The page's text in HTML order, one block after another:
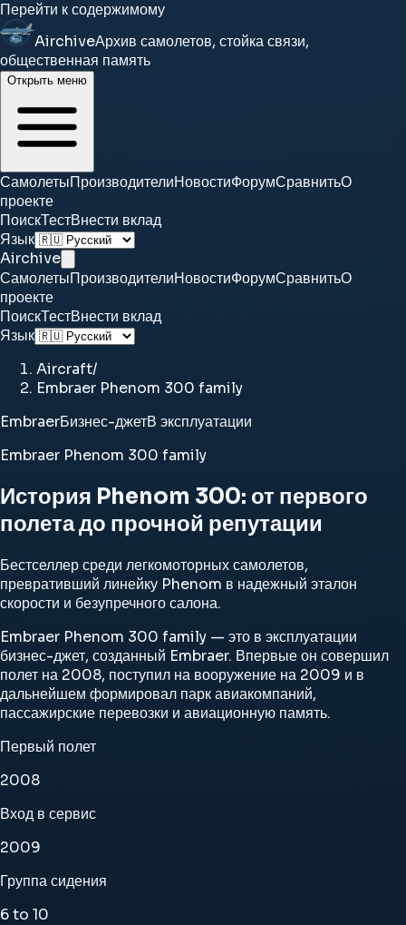
Перейти к содержимому
AirchiveАрхив самолетов, стойка связи,
общественная память
Открыть меню
СамолетыПроизводителиНовостиФорумСравнитьО
проекте
ПоискТестВнести вклад
Язык
Airchive
СамолетыПроизводителиНовостиФорумСравнитьО
проекте
ПоискТестВнести вклад
Язык
Aircraft/
Embraer Phenom 300 family
EmbraerБизнес-джетВ эксплуатации
Embraer Phenom 300 family
История Phenom 300: от первого
полета до прочной репутации
Бестселлер среди легкомоторных самолетов,
превративший линейку Phenom в надежный эталон
скорости и безупречного салона.
Embraer Phenom 300 family — это в эксплуатации
бизнес-джет, созданный Embraer. Впервые он совершил
полет на 2008, поступил на вооружение на 2009 и в
дальнейшем формировал парк авиакомпаний,
пассажирские перевозки и авиационную память.
Первый полет
2008
Вход в сервис
2009
Группа сидения
6 to 10